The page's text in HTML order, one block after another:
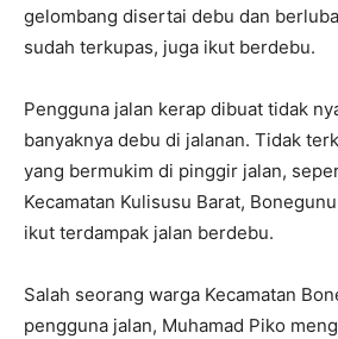
gelombang disertai debu dan
sudah terkupas, juga ikut berdebu.
Pengguna jalan kerap dibuat tidak
banyaknya debu di jalanan. Tidak
yang bermukim di pinggir jalan,
Kecamatan Kulisusu Barat,
ikut terdampak jalan berdebu.
Salah seorang warga Kecamatan
pengguna jalan, Muhamad Piko